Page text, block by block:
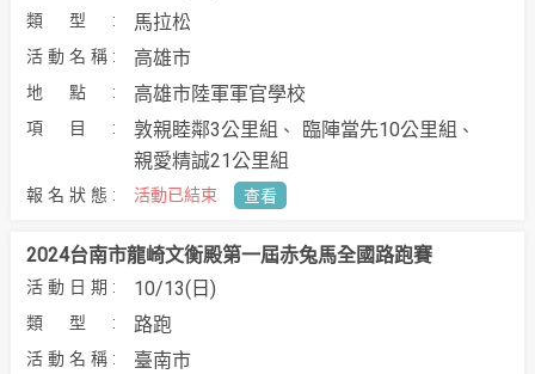
馬拉松
高雄市
高雄市陸軍軍官學校
敦親睦鄰3公里組
臨陣當先10公里組
親愛精誠21公里組
活動已結束 查看
10/13(日)
路跑
臺南市
2024台南市龍崎文衡殿第一屆赤兔馬全國路跑賽